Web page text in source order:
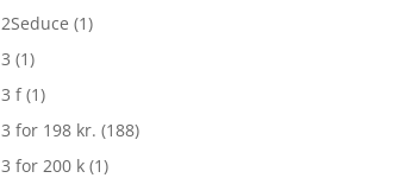
2Seduce (1)
3 (1)
3 f (1)
3 for 198 kr. (188)
3 for 200 k (1)